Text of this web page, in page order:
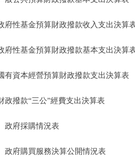
12345網上接訴即辦
參與調查
北京概況
綠色北京
性基金預算財政撥款收入支出決算
性基金預算財政撥款基本支出決算
資本經營預算財政撥款支出決算表
撥款“三公”經費支出決算表
府採購情況表
府購買服務決算公開情況表